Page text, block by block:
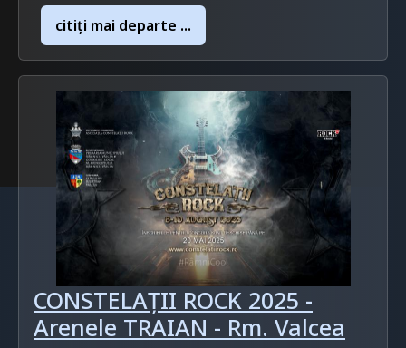
citiţi mai departe ...
CONSTELAȚII ROCK 2025 -
Arenele TRAIAN - Rm. Valcea